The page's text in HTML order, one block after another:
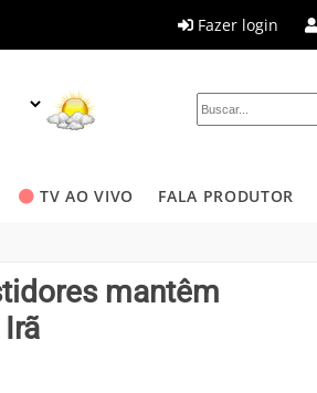
Fazer login
TV AO VIVO FALA PRODUTOR
mantêm